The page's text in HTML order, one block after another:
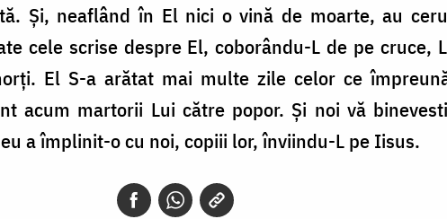
Şi, neaflând în El nici o vină de moarte, au
cele scrise despre El, coborându-L de pe cruce,
El S-a arătat mai multe zile celor ce
acum martorii Lui către popor. Şi noi vă
a împlinit-o cu noi, copiii lor, înviindu-L pe Iisus.